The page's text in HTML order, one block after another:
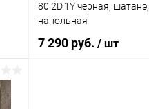
80.2D.1Y черная, шатанэ,
напольная
7 290 руб. / шт